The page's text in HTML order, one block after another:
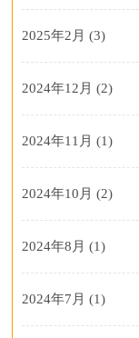
2025年2月 (3)
2024年12月 (2)
2024年11月 (1)
2024年10月 (2)
2024年8月 (1)
2024年7月 (1)